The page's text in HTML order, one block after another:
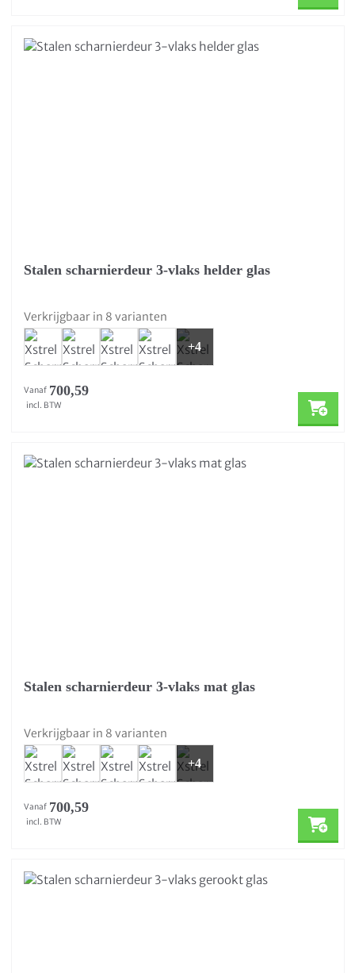
Stalen scharnierdeur 3-vlaks helder glas
Verkrijgbaar in 8 varianten
+4
Vanaf 700,59
incl. BTW
Stalen scharnierdeur 3-vlaks mat glas
Verkrijgbaar in 8 varianten
+4
Vanaf 700,59
incl. BTW